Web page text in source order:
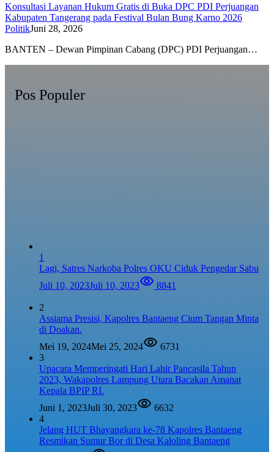
Konsultasi Layanan Hukum Gratis di Buka DPC PDI Perjuangan
Kabupaten Tangerang pada Festival Bulan Bung Karno 2026
PolitikJuni 28, 2026
BANTEN – Dewan Pimpinan Cabang (DPC) PDI Perjuangan…
Pos Populer
1
Lagi, Satres Narkoba Polres OKU Ciduk Pengedar Sabu
Juli 10, 2023Juli 10, 2023 8841
2
Assiama Presisi, Kapolres Bantaeng Cium Tangan Minta
di Doakan.
Mei 19, 2024Mei 25, 2024
6731
3
Upacara Memperingati Hari Lahir Pancasila Tahun
2023, Wakapolres Lampung Utara Bacakan Amanat
Kepala BPIP RI.
Juni 1, 2023Juli 30, 2023
6632
4
Jelang HUT Bhayangkara ke-78 Kapolres Bantaeng
Resmikan Sumur Bor di Desa Kaloling Bantaeng